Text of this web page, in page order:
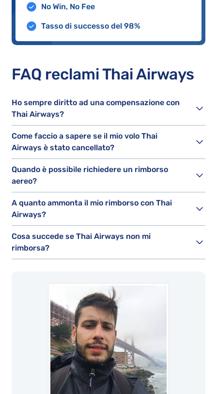
No Win, No Fee
Tasso di successo del 98%
FAQ reclami Thai Airways
Ho sempre diritto ad una compensazione con
Thai Airways?
Come faccio a sapere se il mio volo Thai
Airways è stato cancellato?
Quando è possibile richiedere un rimborso
aereo?
A quanto ammonta il mio rimborso con Thai
Airways?
Cosa succede se Thai Airways non mi
rimborsa?